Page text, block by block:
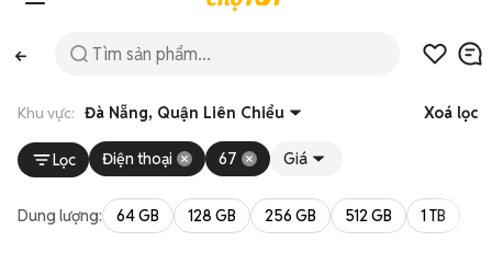
Khu vực: Đà Nẵng, Quận Liên Chiểu Xoá lọc
Lọc Điện thoại 67 Giá
Dung lượng: 64 GB 128 GB 256 GB 512 GB 1 TB